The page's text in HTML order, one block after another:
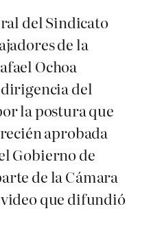
del Sindicato
de la
Ochoa
del
la postura que
aprobada
Gobierno de
de la Cámara
que difundió